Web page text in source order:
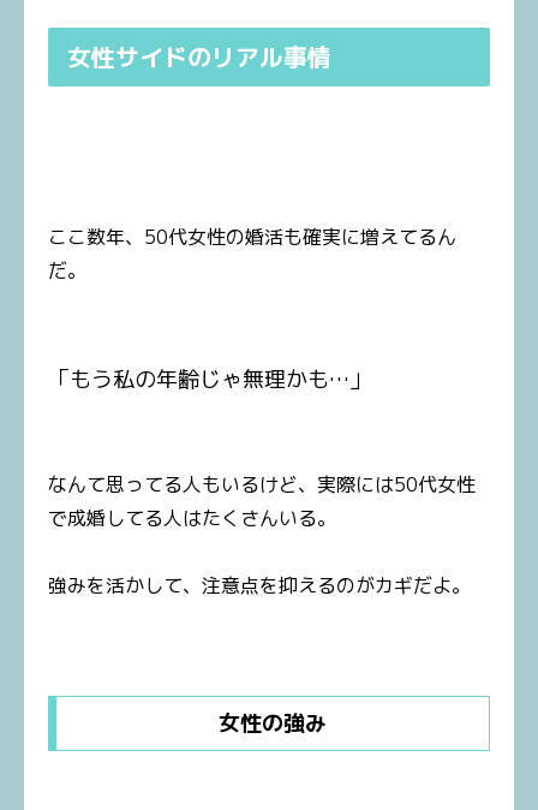
女性サイドのリアル事情
ここ数年、50代女性の婚活も確実に増えてるん
だ。
「もう私の年齢じゃ無理かも…」
なんて思ってる人もいるけど、実際には50代女性
で成婚してる人はたくさんいる。
強みを活かして、注意点を抑えるのがカギだよ。
女性の強み